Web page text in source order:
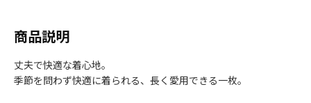
商品説明
丈夫で快適な着心地。
季節を問わず快適に着られる、長く愛用できる一枚。